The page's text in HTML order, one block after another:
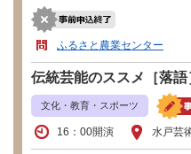
ふるさと農業センター
伝統芸能のススメ［落
文化・教育・スポーツ
16：00開演 水戸芸